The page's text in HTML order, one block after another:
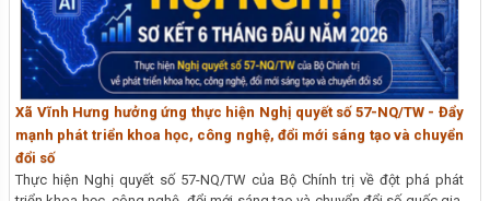
Xã Vĩnh Hưng hưởng ứng thực hiện Nghị quyết số 57-NQ/TW - Đẩy
mạnh phát triển khoa học, công nghệ, đổi mới sáng tạo và chuyển
đổi số
Thực hiện Nghị quyết số 57-NQ/TW của Bộ Chính trị về đột phá phát